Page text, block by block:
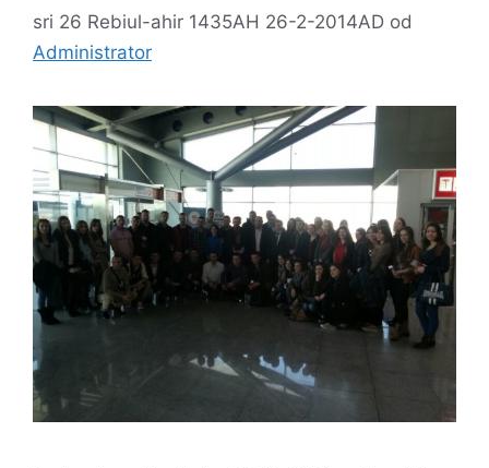
sri 26 Rebiul-ahir 1435AH 26-2-2014AD od
Administrator